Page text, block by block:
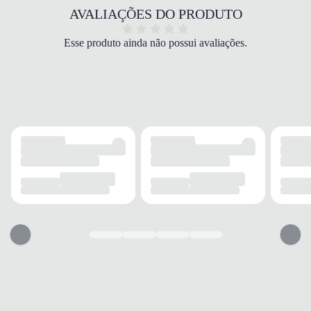
Anatômica removível
SOLADO
Borracha
ADERÊNCIA
Alta
Alto
FORRO
AVALIAÇÕES DO PRODUTO
Esse produto ainda não possui avaliações.